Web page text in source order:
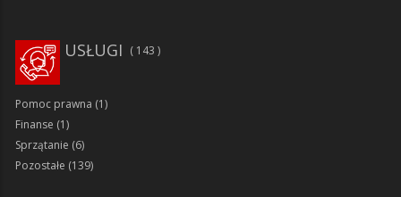
143
USŁUGI
Pomoc prawna (1)
Finanse (1)
Sprzątanie (6)
Pozostałe (139)